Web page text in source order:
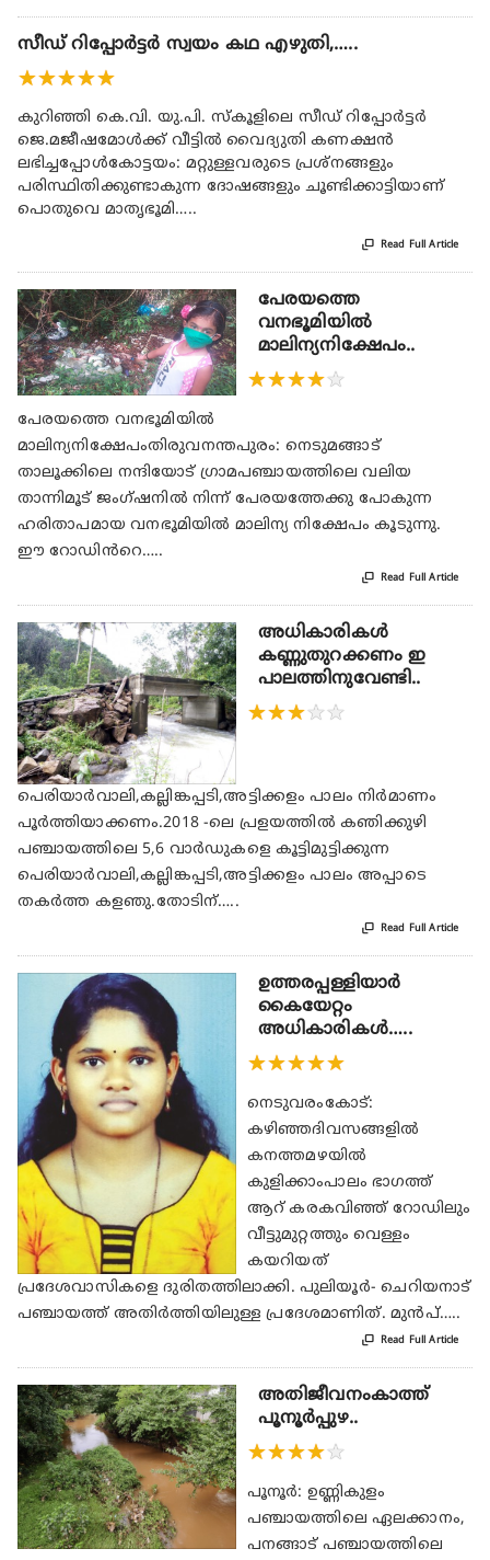
സീഡ് റിപ്പോര്‍ട്ടര്‍ സ്വയം കഥ എഴുതി,…..
★★★★★
കുറിഞ്ഞി കെ.വി. യു.പി. സ്‌കൂളിലെ സീഡ് റിപ്പോര്‍ട്ടര്‍
ജെ.മജീഷമോള്‍ക്ക് വീട്ടില്‍ വൈദ്യുതി കണക്ഷന്‍
ലഭിച്ചപ്പോള്‍കോട്ടയം: മറ്റുള്ളവരുടെ പ്രശ്‌നങ്ങളും
പരിസ്ഥിതിക്കുണ്ടാകുന്ന ദോഷങ്ങളും ചൂണ്ടിക്കാട്ടിയാണ്
പൊതുവെ മാതൃഭൂമി…..
 Read Full Article
പേരയത്തെ
വനഭൂമിയിൽ
മാലിന്യനിക്ഷേപം..
★★★★★
പേരയത്തെ വനഭൂമിയിൽ
മാലിന്യനിക്ഷേപംതിരുവനന്തപുരം: നെടുമങ്ങാട്
താലൂക്കിലെ നന്ദിയോട് ഗ്രാമപഞ്ചായത്തിലെ വലിയ
താന്നിമൂട് ജംഗ്ഷനിൽ നിന്ന് പേരയത്തേക്കു പോകുന്ന
ഹരിതാപമായ വനഭൂമിയിൽ മാലിന്യ നിക്ഷേപം കൂടുന്നു.
ഈ റോഡിൻറെ…..
 Read Full Article
അധികാരികള്‍
കണ്ണുതുറക്കണം ഇ
പാലത്തിനുവേണ്ടി..
★★★★★
പെരിയാര്‍വാലി,കല്ലിങ്കപ്പടി,അട്ടിക്കളം പാലം നിര്‍മാണം
പൂര്‍ത്തിയാക്കണം.2018 -ലെ പ്രളയത്തില്‍ കഞിക്കുഴി
പഞ്ചായത്തിലെ 5,6 വാര്‍ഡുകളെ കൂട്ടിമുട്ടിക്കുന്ന
പെരിയാര്‍വാലി,കല്ലിങ്കപ്പടി,അട്ടിക്കളം പാലം അപ്പാടെ
തകര്‍ത്ത കളഞു.തോടിന്…..
 Read Full Article
ഉത്തരപ്പള്ളിയാർ
കൈയേറ്റം
അധികാരികൾ…..
★★★★★
നെടുവരംകോട്:
കഴിഞ്ഞദിവസങ്ങളിൽ
കനത്തമഴയിൽ
കുളിക്കാംപാലം ഭാഗത്ത്
ആറ് കരകവിഞ്ഞ് റോഡിലും
വീട്ടുമുറ്റത്തും വെള്ളം
കയറിയത്
പ്രദേശവാസികളെ ദുരിതത്തിലാക്കി. പുലിയൂർ- ചെറിയനാട്
പഞ്ചായത്ത് അതിർത്തിയിലുള്ള പ്രദേശമാണിത്. മുൻപ്…..
 Read Full Article
അതിജീവനംകാത്ത്
പൂനൂർപ്പുഴ..
★★★★★
പൂനൂർ: ഉണ്ണികുളം
പഞ്ചായത്തിലെ ഏലക്കാനം,
പനങ്ങാട് പഞ്ചായത്തിലെ